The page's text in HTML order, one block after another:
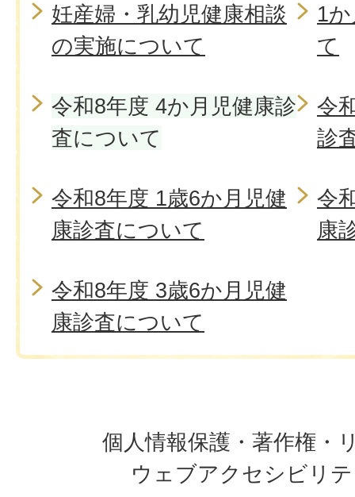
妊産婦・乳幼児健康相談
の実施について
1
て
令和8年度 4か月児健康診
査について
令
診
令和8年度 1歳6か月児健
康診査について
令
康
令和8年度 3歳6か月児健
康診査について
個人情報保護・著作権・
ウェブアクセシビリ